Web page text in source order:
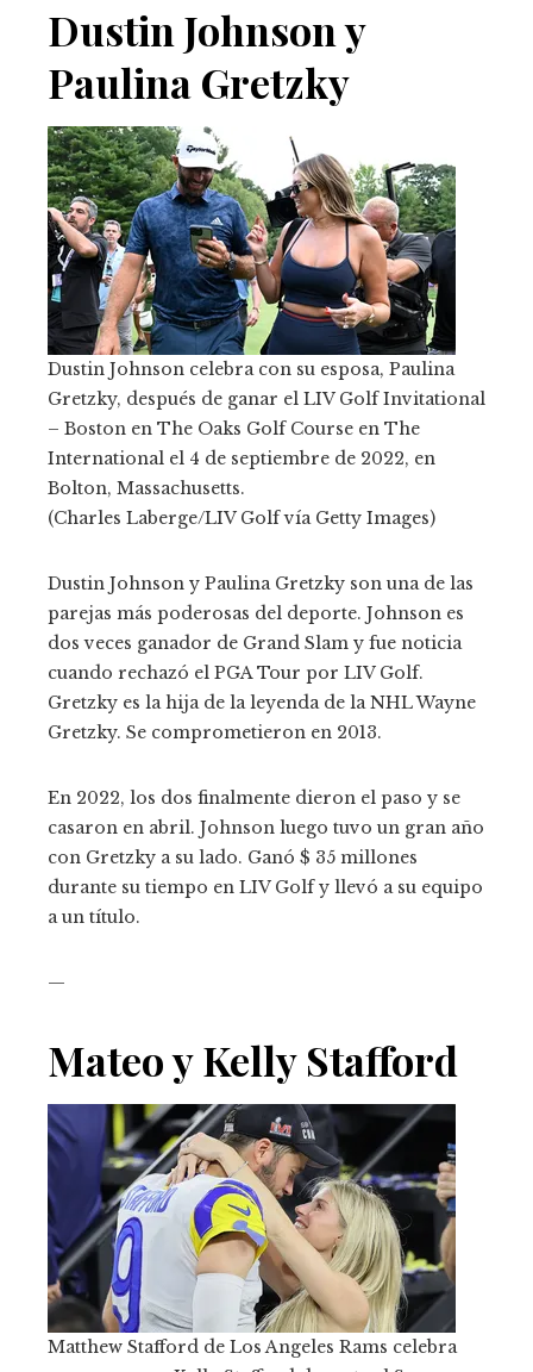
Dustin Johnson y
Paulina Gretzky
Dustin Johnson celebra con su esposa, Paulina
Gretzky, después de ganar el LIV Golf Invitational
– Boston en The Oaks Golf Course en The
International el 4 de septiembre de 2022, en
Bolton, Massachusetts.
(Charles Laberge/LIV Golf vía Getty Images)
Dustin Johnson y Paulina Gretzky son una de las
parejas más poderosas del deporte. Johnson es
dos veces ganador de Grand Slam y fue noticia
cuando rechazó el PGA Tour por LIV Golf.
Gretzky es la hija de la leyenda de la NHL Wayne
Gretzky. Se comprometieron en 2013.
En 2022, los dos finalmente dieron el paso y se
casaron en abril. Johnson luego tuvo un gran año
con Gretzky a su lado. Ganó $ 35 millones
durante su tiempo en LIV Golf y llevó a su equipo
a un título.
—
Mateo y Kelly Stafford
Matthew Stafford de Los Angeles Rams celebra